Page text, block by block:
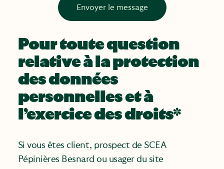
Envoyer le message
Pour toute question
relative à la protection
des données
personnelles et à
l’exercice des droits*
Si vous êtes client, prospect de SCEA
Pépinières Besnard ou usager du site